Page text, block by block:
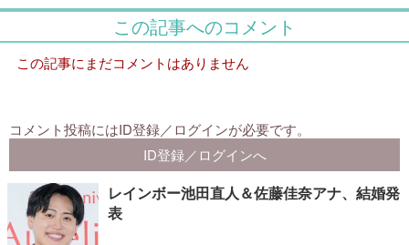
レインボー池田直人＆佐藤佳奈アナ、結婚発
表